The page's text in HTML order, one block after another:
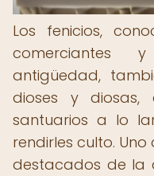
Los fenicios,
comerciantes
antigüedad,
dioses y diosas,
santuarios a lo
rendirles culto.
destacados de la